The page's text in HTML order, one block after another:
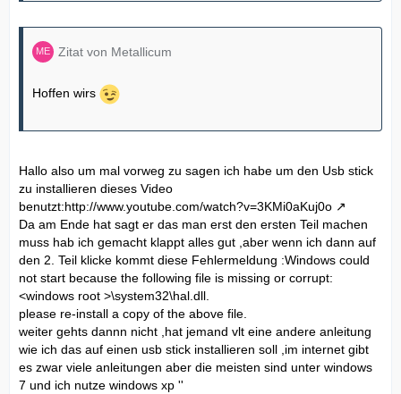
Zitat von Metallicum
Hoffen wirs
Hallo also um mal vorweg zu sagen ich habe um den Usb stick
zu installieren dieses Video
benutzt:http://www.youtube.com/watch?v=3KMi0aKuj0o
Da am Ende hat sagt er das man erst den ersten Teil machen
muss hab ich gemacht klappt alles gut ,aber wenn ich dann auf
den 2. Teil klicke kommt diese Fehlermeldung :Windows could
not start because the following file is missing or corrupt:
<windows root >\system32\hal.dll.
please re-install a copy of the above file.
weiter gehts dannn nicht ,hat jemand vlt eine andere anleitung
wie ich das auf einen usb stick installieren soll ,im internet gibt
es zwar viele anleitungen aber die meisten sind unter windows
7 und ich nutze windows xp ''